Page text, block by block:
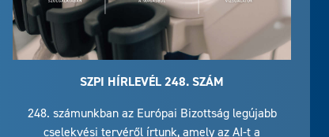
SZPI HÍRLEVÉL 248. SZÁM
248. számunkban az Európai Bizottság legújabb
cselekvési tervéről írtunk, amely az AI-t a